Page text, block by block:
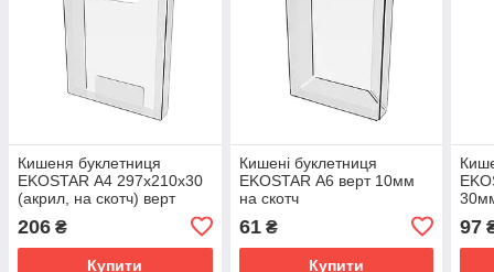
Кишеня буклетниця
EKOSTAR А4 297х210х30
(акрил, на скотч) верт
206 ₴
Купити
Кишені буклетниця
EKOSTAR А6 верт 10мм
на скотч
61₴
Купити
97